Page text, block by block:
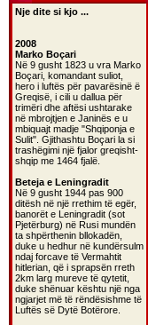
Nje dite si kjo ...
2008
Marko Boçari
Në 9 gusht 1823 u vra Marko
Boçari, komandant suliot,
hero i luftës për pavarësinë ë
Greqisë, i cili u dallua për
trimëri dhe aftësi ushtarake
në mbrojtjen e Janinës e u
mbiquajt madje "Shqiponja e
Sulit". Gjithashtu Boçari la si
trashëgimi një fjalor greqisht-
shqip me 1464 fjalë.
Beteja e Leningradit
Në 9 gusht 1944 pas 900
ditësh në një rrethim të egër,
banorët e Leningradit (sot
Pjetërburg) në Rusi mundën
ta shpërthenin bllokadën,
duke u hedhur në kundërsulm
ndaj forcave të Vermahtit
hitlerian, që i sprapsën rreth
2km larg mureve të qytetit,
duke shënuar kështu një nga
ngjarjet më të rëndësishme të
Luftës së Dytë Botërore.